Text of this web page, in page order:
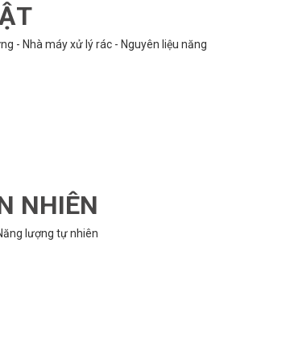
- Nhà máy xử lý rác - Nguyên liệu năng
NHIÊN
lượng tự nhiên